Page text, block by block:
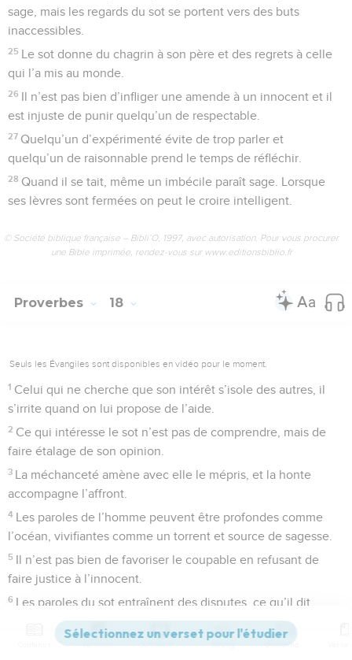
sage, mais les regards du sot se portent vers des buts
inaccessibles.
25 Le sot donne du chagrin à son père et des regrets à celle
qui l’a mis au monde.
26 Il n’est pas bien d’infliger une amende à un innocent et il
est injuste de punir quelqu’un de respectable.
27 Quelqu’un d’expérimenté évite de trop parler et
quelqu’un de raisonnable prend le temps de réfléchir.
28 Quand il se tait, même un imbécile paraît sage. Lorsque
ses lèvres sont fermées on peut le croire intelligent.
© Société biblique française – Bibli’O, 1997, avec autorisation. Pour vous procurer
une Bible imprimée, rendez-vous sur www.editionsbiblio.fr
Proverbes 18
Seuls les Évangiles sont disponibles en vidéo pour le moment.
1 Celui qui ne cherche que son intérêt s’isole des autres, il
s’irrite quand on lui propose de l’aide.
2 Ce qui intéresse le sot n’est pas de comprendre, mais de
faire étalage de son opinion.
3 La méchanceté amène avec elle le mépris, et la honte
accompagne l’affront.
4 Les paroles de l’homme peuvent être profondes comme
l’océan, vivifiantes comme un torrent et source de sagesse.
5 Il n’est pas bien de favoriser le coupable en refusant de
faire justice à l’innocent.
6 Les paroles du sot entraînent des disputes, ce qu’il dit
provoque la bagarre.
Quand le sot parle, il cause sa ruine ; il est pris au piège de
Versions Commentaires Strong